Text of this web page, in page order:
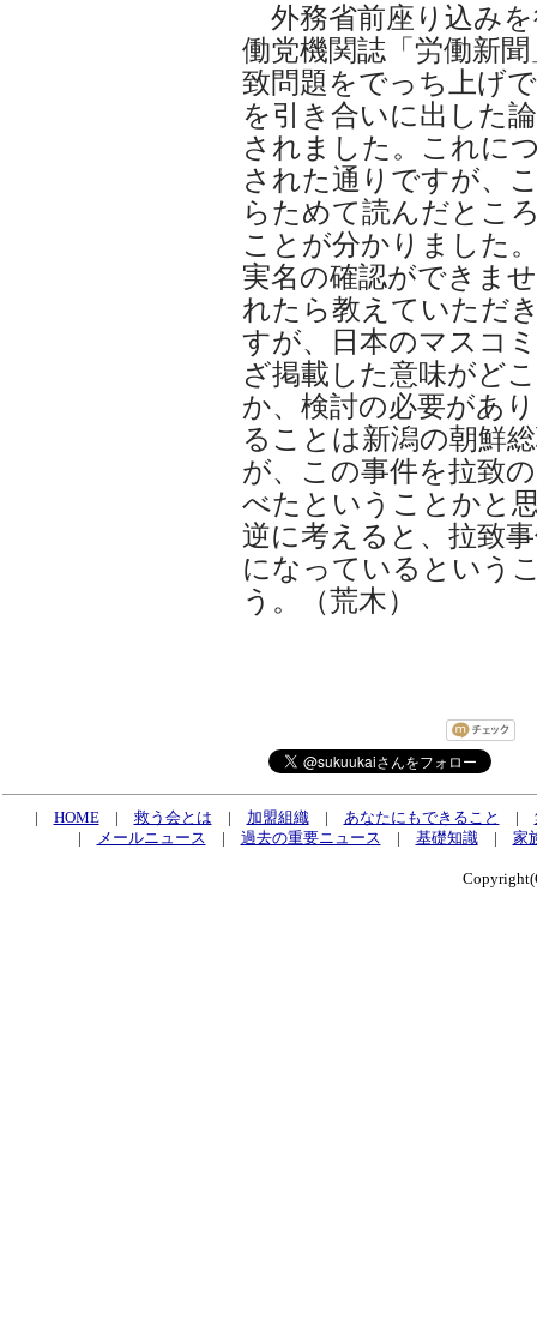
外務省前座り込み
働党機関誌「労働新
致問題をでっち上げ
を引き合いに出した
されました。これに
された通りですが、
らためて読んだとこ
ことが分かりました
実名の確認ができま
れたら教えていただ
すが、日本のマスコ
ざ掲載した意味がど
か、検討の必要があ
ることは新潟の朝鮮
が、この事件を拉致
べたということかと
逆に考えると、拉致
になっているという
う。（荒木）
| HOME| 救う会とは | 加盟組織| あなたにもできること |
|
メールニュース | 過去の重要ニュース | 基礎知識| 家